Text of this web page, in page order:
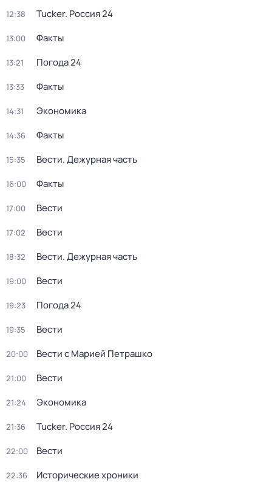
12:38 Tucker. Россия 24
13:00 Факты
13:21 Погода 24
13:33 Факты
14:31 Экономика
14:36 Факты
15:35 Вести. Дежурная часть
16:00 Факты
17:00 Вести
17:02 Вести
18:32 Вести. Дежурная часть
19:00 Вести
19:23 Погода 24
19:35 Вести
20:00 Вести с Марией Петрашко
21:00 Вести
21:24 Экономика
21:36 Tucker. Россия 24
22:00 Вести
22:36 Исторические хроники